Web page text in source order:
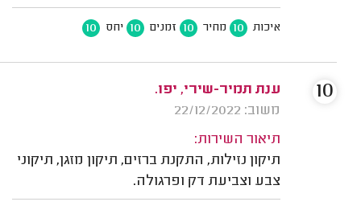
איכות 10 מחיר 10 זמנים 10 יחס 10
ענת תמיר-שירי, יפו.
משוב: 22/12/2022
תיאור השירות:
תיקון נזילות, התקנת ברזים, תיקון מזגן, תיקוני
צבע וצביעת דק ופרגולה.
10